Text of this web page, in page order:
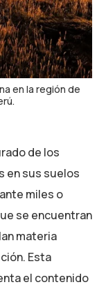
en la región de
de los
en sus suelos
miles o
se encuentran
materia
Esta
el contenido